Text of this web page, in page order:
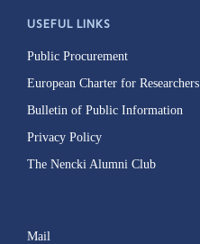
USEFUL LINKS
Public Procurement
European Charter for Researchers
Bulletin of Public Information
Privacy Policy
The Nencki Alumni Club
Mail